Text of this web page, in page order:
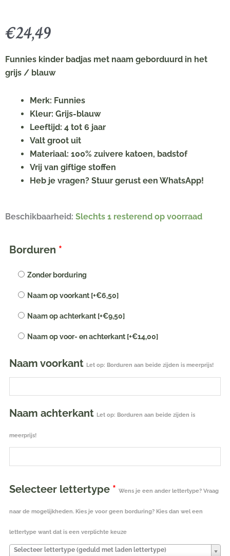
€24,49
Funnies kinder badjas met naam geborduurd in het
grijs / blauw
Merk: Funnies
Kleur: Grijs-blauw
Leeftijd: 4 tot 6 jaar
Valt groot uit
Materiaal: 100% zuivere katoen, badstof
Vrij van giftige stoffen
Heb je vragen? Stuur gerust een WhatsApp!
Beschikbaarheid: Slechts 1 resterend op voorraad
Borduren *
Zonder borduring
Naam op voorkant [+€6,50]
Naam op achterkant [+€9,50]
Naam op voor- en achterkant [+€14,00]
Naam voorkant Let op: Borduren aan beide zijden is meerprijs!
Naam achterkant Let op: Borduren aan beide zijden is
meerprijs!
Selecteer lettertype * Wens je een ander lettertype? Vraag
naar de mogelijkheden. Kies je voor geen borduring? Kies dan wel een
lettertype want dat is een verplichte keuze
Selecteer lettertype (geduld met laden lettertype)
Grijs-
met
naam
leeftijd
jaar
aantal